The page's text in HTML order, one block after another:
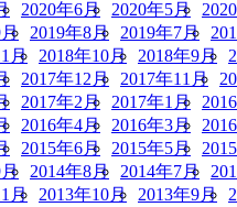
2020年6月 2020年5月
2019年8月 2019年7月
月 2018年10月 2018年9月
2017年12月 2017年11月
2017年2月 2017年1月
2016年4月 2016年3月
2015年6月 2015年5月
2014年8月 2014年7月
月 2013年10月 2013年9月